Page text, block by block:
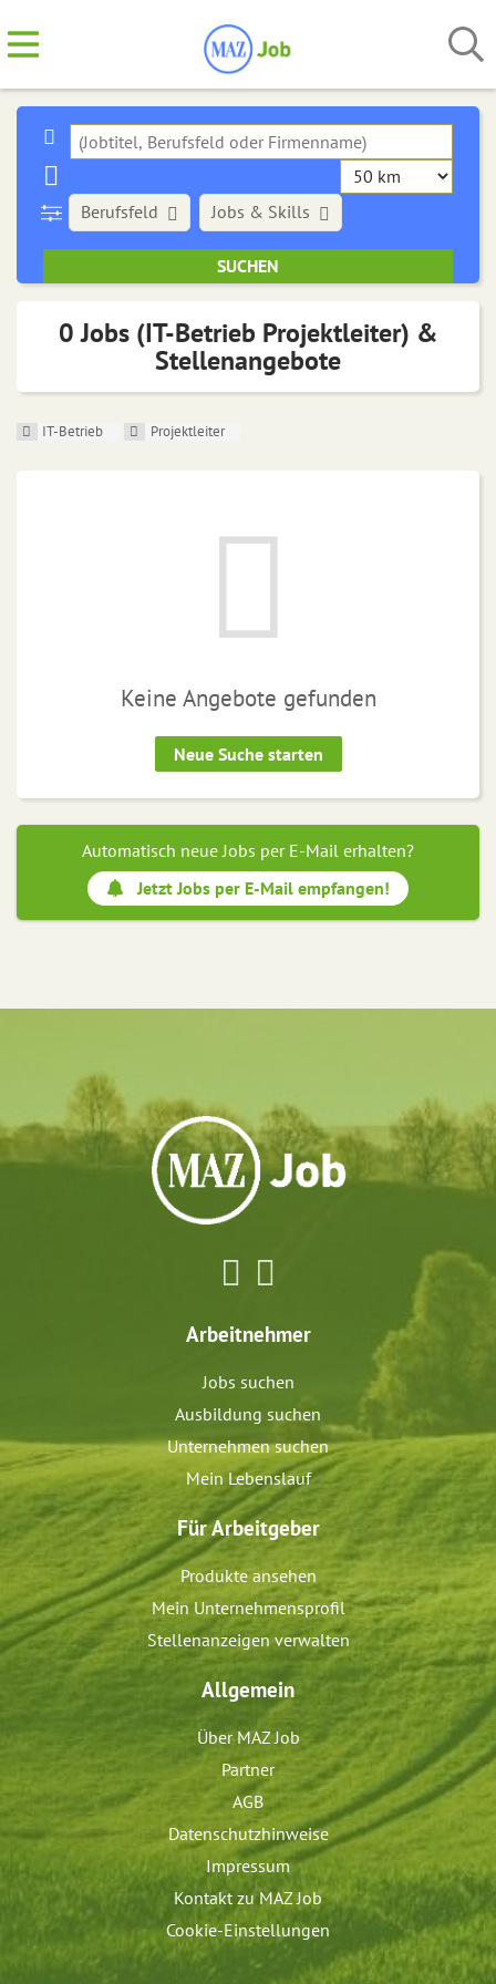
Berufsfeld Jobs & Skills
0 Jobs (IT-Betrieb Projektleiter) &
Stellenangebote
IT-Betrieb Projektleiter
Keine Angebote gefunden
Neue Suche starten
Automatisch neue Jobs per E-Mail erhalten?
Jetzt Jobs per E-Mail empfangen!
Arbeitnehmer
Jobs suchen
Ausbildung suchen
Unternehmen suchen
Mein Lebenslauf
Für Arbeitgeber
Produkte ansehen
Mein Unternehmensprofil
Stellenanzeigen verwalten
Allgemein
Über MAZ Job
Partner
AGB
Datenschutzhinweise
Impressum
Kontakt zu MAZ Job
Cookie-Einstellungen